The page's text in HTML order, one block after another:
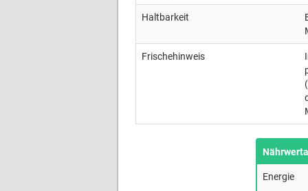
Haltbarkeit
Frischehinweis
Energie